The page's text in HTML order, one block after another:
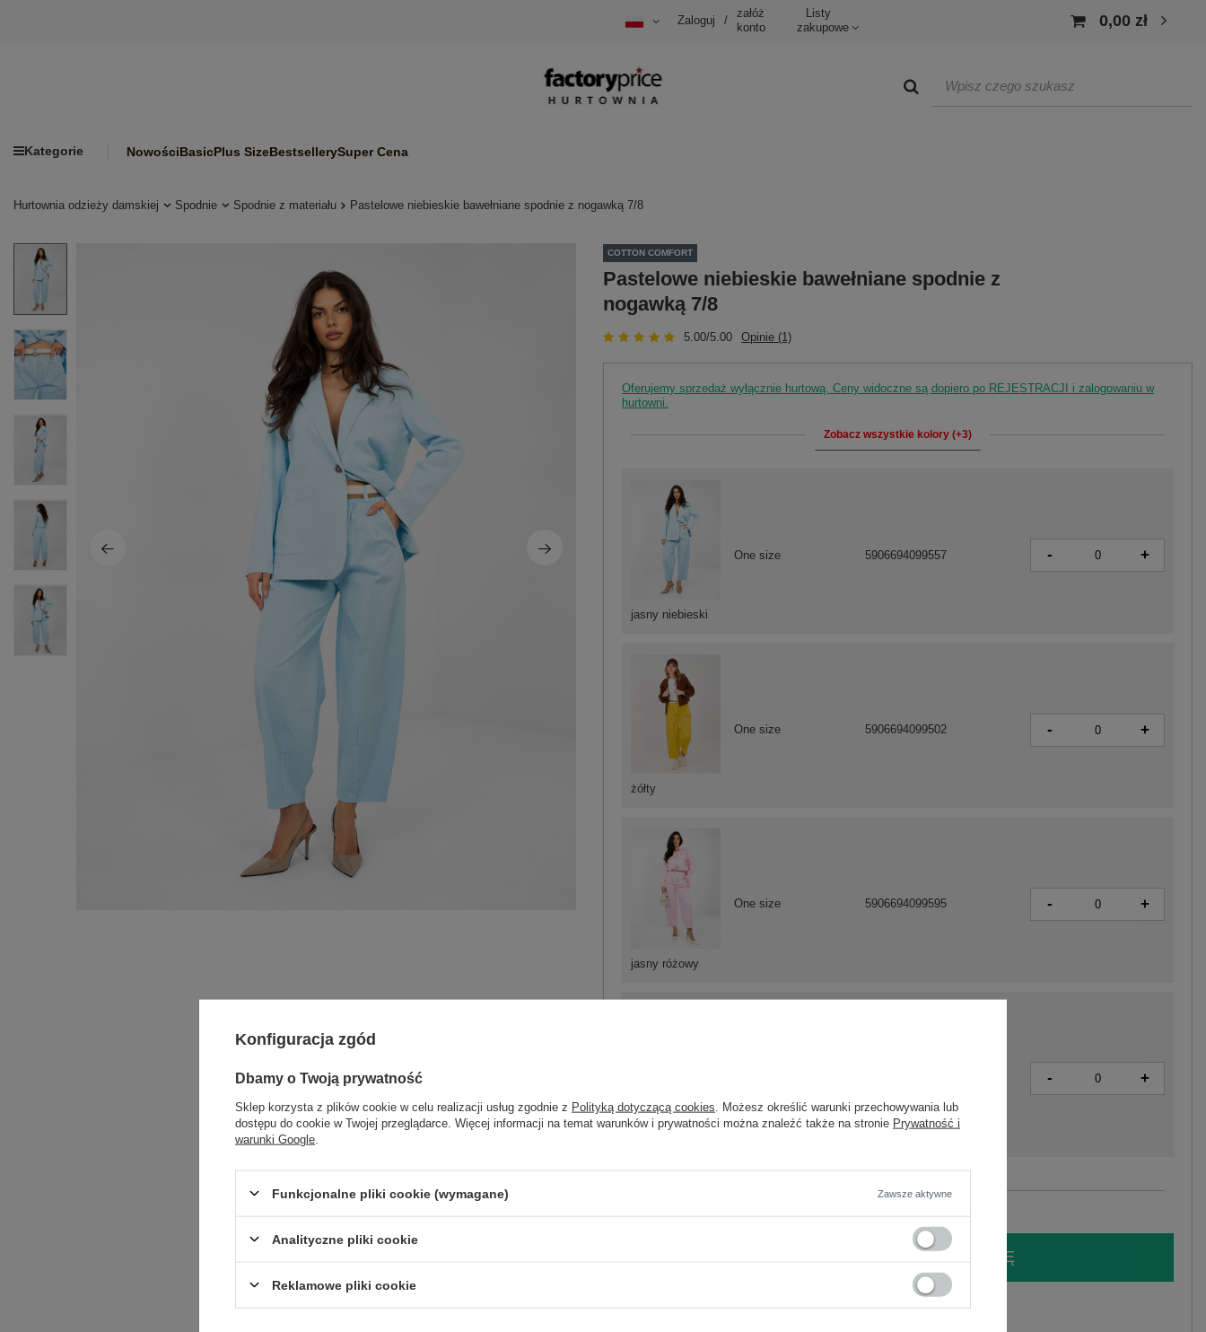
Zaloguj /
załóż
konto
Listy
zakupowe
0,00 zł
Kategorie NowościBasicPlus SizeBestsellerySuper Cena
Hurtownia odzieży damskiej Spodnie Spodnie z materiału Pastelowe niebieskie bawełniane spodnie z nogawką 7/8
COTTON COMFORT
Pastelowe niebieskie bawełniane spodnie z
nogawką 7/8
5.00/5.00 Opinie (1)
Oferujemy sprzedaż wyłącznie hurtową. Ceny widoczne są dopiero po REJESTRACJI i zalogowaniu w
hurtowni.
Zobacz wszystkie kolory (+3)
żółty
One size 5906694099502 - +
jasny różowy
One size 5906694099595 - +
- +
jasny niebieski
One size 5906694099557 - +
Zobacz wszystkie kolory (+3)
ZALOGUJ SIĘ I ZOBACZ CENĘ
Konfiguracja zgód
Dbamy o Twoją prywatność
Sklep korzysta z plików cookie w celu realizacji usług zgodnie z Polityką dotyczącą cookies . Możesz określić warunki przechowywania lub
dostępu do cookie w Twojej przeglądarce. Więcej informacji na temat warunków i prywatności można znaleźć także na stronie Prywatność i
warunki Google
Funkcjonalne pliki cookie (wymagane) Zawsze aktywne
Analityczne pliki cookie
Reklamowe pliki cookie